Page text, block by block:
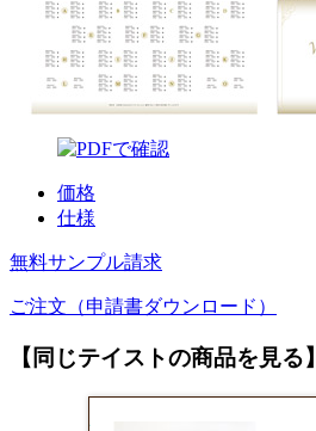
価格
仕様
無料サンプル請求
ご注文（申請書ダウンロード）
【同じテイストの商品を見る】